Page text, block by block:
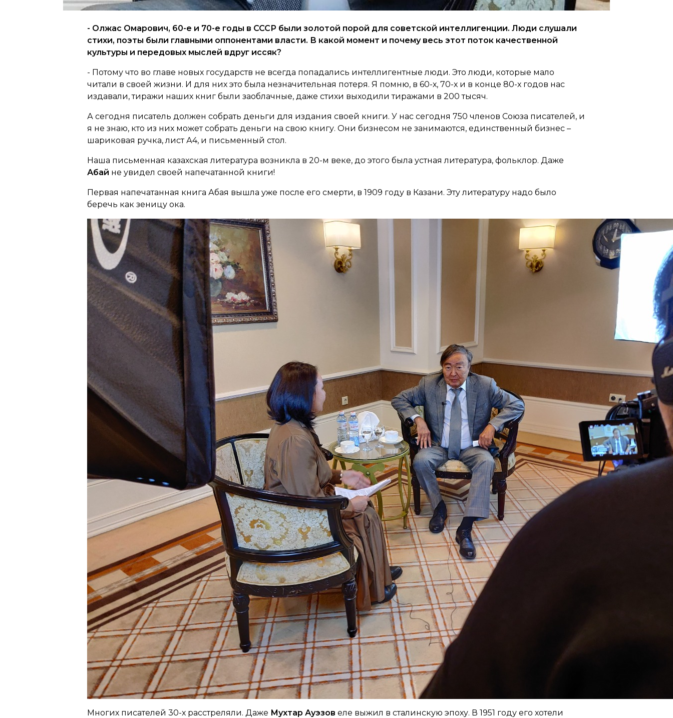
- Олжас Омарович, 60-е и 70-е годы в СССР были золотой порой для советской интеллигенции. Люди слушали
стихи, поэты были главными оппонентами власти. В какой момент и почему весь этот поток качественной
культуры и передовых мыслей вдруг иссяк?
- Потому что во главе новых государств не всегда попадались интеллигентные люди. Это люди, которые мало
читали в своей жизни. И для них это была незначительная потеря. Я помню, в 60-х, 70-х и в конце 80-х годов нас
издавали, тиражи наших книг были заоблачные, даже стихи выходили тиражами в 200 тысяч.
А сегодня писатель должен собрать деньги для издания своей книги. У нас сегодня 750 членов Союза писателей, и
я не знаю, кто из них может собрать деньги на свою книгу. Они бизнесом не занимаются, единственный бизнес –
шариковая ручка, лист А4, и письменный стол.
Наша письменная казахская литература возникла в 20-м веке, до этого была устная литература, фольклор. Даже
Абай не увидел своей напечатанной книги!
Первая напечатанная книга Абая вышла уже после его смерти, в 1909 году в Казани. Эту литературу надо было
беречь как зеницу ока.
Многих писателей 30-х расстреляли. Даже Мухтар Ауэзов еле выжил в сталинскую эпоху. В 1951 году его хотели